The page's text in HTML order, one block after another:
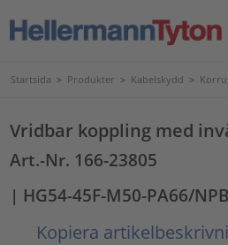
Startsida > Produkter > Kabelskydd >
Vridbar koppling med
Art.-Nr. 166-23805
| HG54-45F-M50-PA66/
Kopiera